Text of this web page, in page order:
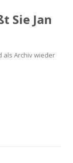
Sie Jan
als Archiv wieder